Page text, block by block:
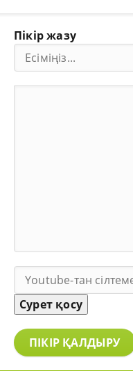
Пікір жазу
Сурет қосу
ПІКІР ҚАЛДЫРУ